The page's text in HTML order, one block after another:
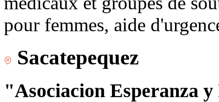
pour femmes, aide
Sacatepequez
"Asociacion Esperanza